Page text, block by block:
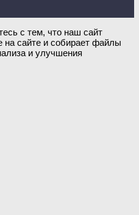
с тем, что наш сайт
на сайте и собирает файлы
и улучшения